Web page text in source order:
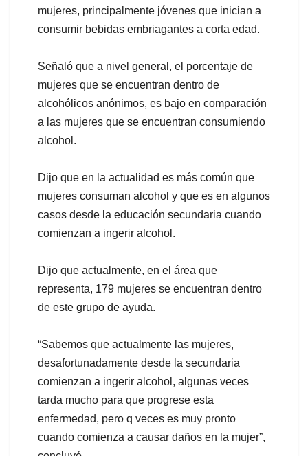
mujeres, principalmente jóvenes que inician a
consumir bebidas embriagantes a corta edad.
Señaló que a nivel general, el porcentaje de
mujeres que se encuentran dentro de
alcohólicos anónimos, es bajo en comparación
a las mujeres que se encuentran consumiendo
alcohol.
Dijo que en la actualidad es más común que
mujeres consuman alcohol y que es en algunos
casos desde la educación secundaria cuando
comienzan a ingerir alcohol.
Dijo que actualmente, en el área que
representa, 179 mujeres se encuentran dentro
de este grupo de ayuda.
“Sabemos que actualmente las mujeres,
desafortunadamente desde la secundaria
comienzan a ingerir alcohol, algunas veces
tarda mucho para que progrese esta
enfermedad, pero q veces es muy pronto
cuando comienza a causar daños en la mujer”,